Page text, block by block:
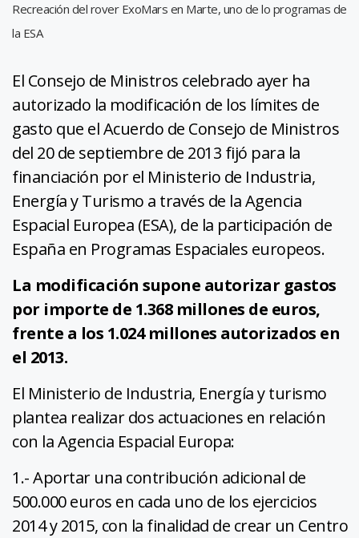
Recreación del rover ExoMars en Marte, uno de lo programas de
la ESA
El Consejo de Ministros celebrado ayer ha
autorizado la modificación de los límites de
gasto que el Acuerdo de Consejo de Ministros
del 20 de septiembre de 2013 fijó para la
financiación por el Ministerio de Industria,
Energía y Turismo a través de la Agencia
Espacial Europea (ESA), de la participación de
España en Programas Espaciales europeos.
La modificación supone autorizar gastos
por importe de 1.368 millones de euros,
frente a los 1.024 millones autorizados en
el 2013.
El Ministerio de Industria, Energía y turismo
plantea realizar dos actuaciones en relación
con la Agencia Espacial Europa:
1.- Aportar una contribución adicional de
500.000 euros en cada uno de los ejercicios
2014 y 2015, con la finalidad de crear un Centro